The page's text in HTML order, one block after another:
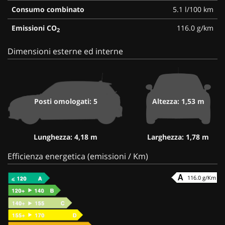
Consumo combinato
5.1 l/100 km
Emissioni CO2 116.0 g/km
Dimensioni esterne ed interne
Posti omologati: 5
Lunghezza: 4,18 m
Altezza: 1,53 m
Larghezza: 1,78 m
Efficienza energetica (emissioni / Km)
116.0 g/Km